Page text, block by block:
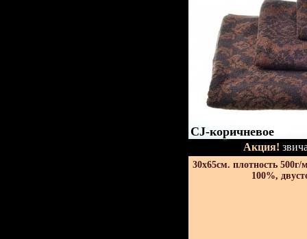
CJ-коричневое
Акция!
30х65см. плотность 500г/
100%,